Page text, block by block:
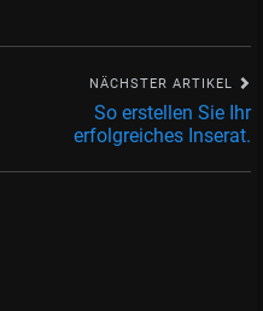
NÄCHSTER ARTIKEL
So erstellen Sie Ihr
erfolgreiches Inserat.